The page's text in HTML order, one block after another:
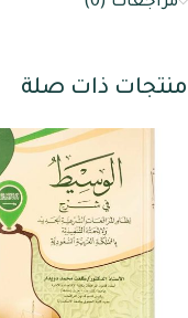
منتجات ذات صلة